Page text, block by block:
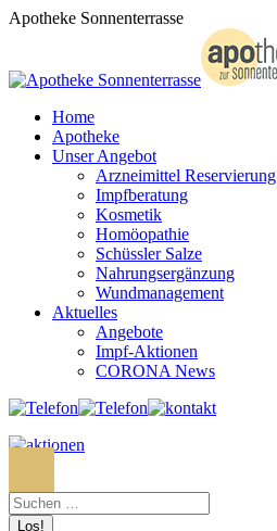
Zum
Apotheke Sonnenterrasse
Home
Apotheke
Unser Angebot
Arzneimittel Reservierung
Impfberatung
Kosmetik
Homöopathie
Schüssler Salze
Nahrungsergänzung
Wundmanagement
Aktuelles
Angebote
Impf-Aktionen
CORONA News